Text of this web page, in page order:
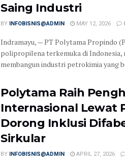
Saing Industri
BY INFOBISNIS@ADMIN MAY 12, 2026
Indramayu, — PT Polytama Propindo
polipropilena terkemuka di Indonesia,
membangun industri petrokimia yang
Polytama Raih
Internasional Lewat
Dorong Inklusi
Sirkular
BY INFOBISNIS@ADMIN APRIL 27, 2026